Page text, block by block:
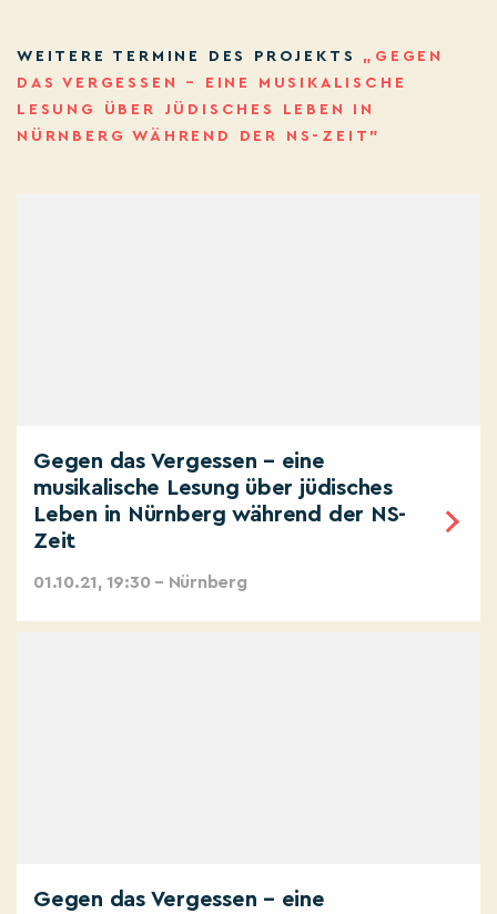
WEITERE TERMINE DES PROJEKTS „GEGEN
DAS VERGESSEN – EINE MUSIKALISCHE
LESUNG ÜBER JÜDISCHES LEBEN IN
NÜRNBERG WÄHREND DER NS-ZEIT”
Gegen das Vergessen – eine
musikalische Lesung über jüdisches
Leben in Nürnberg während der NS-
Zeit
01.10.21, 19:30 – Nürnberg
Gegen das Vergessen – eine